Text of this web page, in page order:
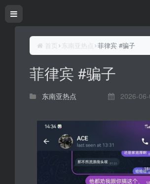
首页 东南亚热点 菲律宾 #骗子
菲律宾 #骗子
东南亚热点 2026-